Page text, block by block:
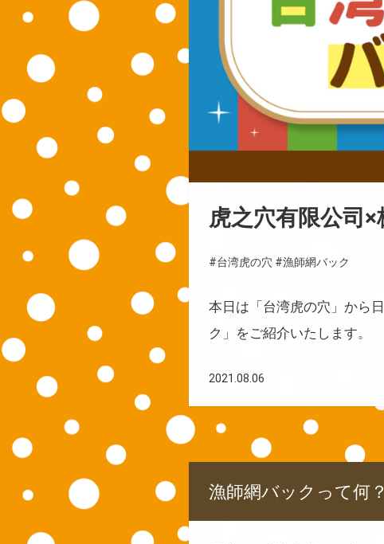
虎之穴有限公司
#台湾虎の穴 #漁師網バック
本日は「台湾虎の穴」から
ク」をご紹介いたします。
2021.08.06
漁師網バックって何？